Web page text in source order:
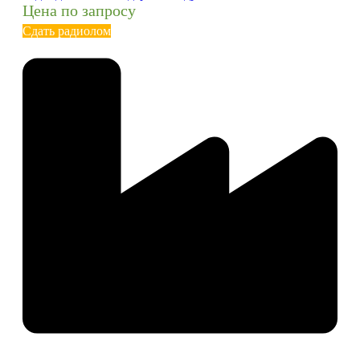
Цена по запросу
Сдать радиолом